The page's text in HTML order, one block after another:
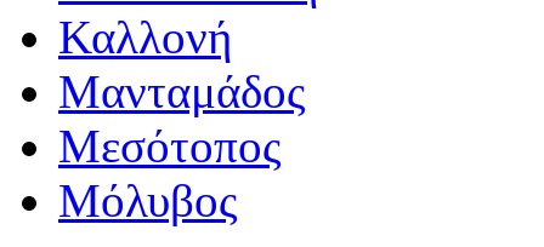
Καλλονή
Μανταμάδος
Μεσότοπος
Μόλυβος